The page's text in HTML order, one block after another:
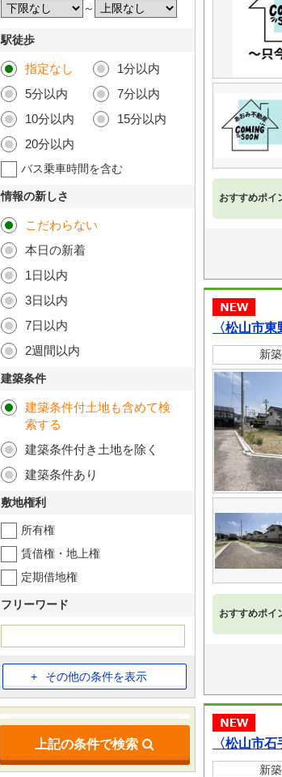
おすすめポイ
〈松山市
新
おすすめポイ
〈松山市
新
～
駅徒歩
指定なし
1分以内
5分以内
7分以内
10分以内
15分以内
20分以内
バス乗車時間を含む
情報の新しさ
こだわらない
本日の新着
1日以内
3日以内
7日以内
2週間以内
建築条件
建築条件付土地も含めて検
索する
建築条件付き土地を除く
建築条件あり
敷地権利
所有権
賃借権・地上権
定期借地権
フリーワード
その他の条件を表示
上記の条件で検索